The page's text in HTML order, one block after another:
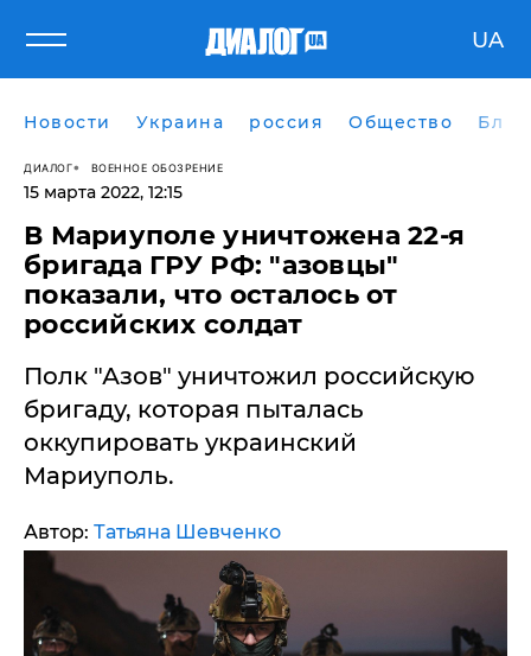
UA
Новости Украина россия Общество
ДИАЛОГ ВОЕННОЕ ОБОЗРЕНИЕ
15 марта 2022, 12:15
В Мариуполе уничтожена 22-я
бригада ГРУ РФ: "азовцы"
показали, что осталось от
российских солдат
​Полк "Азов" уничтожил российскую
бригаду, которая пыталась
оккупировать украинский
Мариуполь.
Автор: Татьяна Шевченко